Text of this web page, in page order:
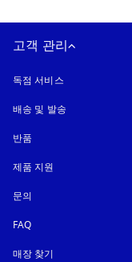
고객 관리
독점 서비스
배송 및 발송
반품
제품 지원
문의
FAQ
매장 찾기